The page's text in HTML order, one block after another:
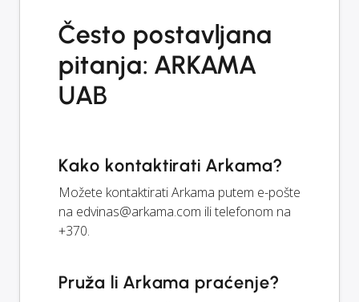
Često postavljana
pitanja: ARKAMA
UAB
Kako kontaktirati Arkama?
Možete kontaktirati Arkama putem e-pošte
na edvinas@arkama.com ili telefonom na
+370.
Pruža li Arkama praćenje?